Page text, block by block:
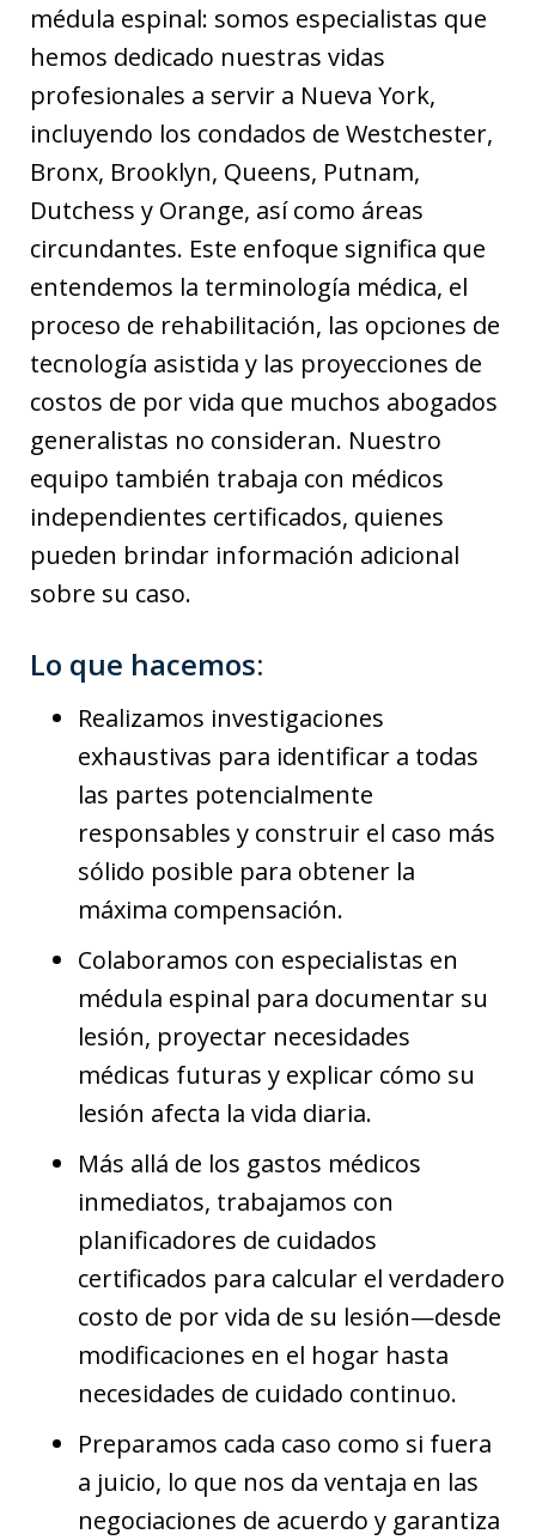
médula espinal: somos especialistas que
hemos dedicado nuestras vidas
profesionales a servir a Nueva York,
incluyendo los condados de Westchester,
Bronx, Brooklyn, Queens, Putnam,
Dutchess y Orange, así como áreas
circundantes. Este enfoque significa que
entendemos la terminología médica, el
proceso de rehabilitación, las opciones de
tecnología asistida y las proyecciones de
costos de por vida que muchos abogados
generalistas no consideran. Nuestro
equipo también trabaja con médicos
independientes certificados, quienes
pueden brindar información adicional
sobre su caso.
Lo que hacemos:
Realizamos investigaciones
exhaustivas para identificar a todas
las partes potencialmente
responsables y construir el caso más
sólido posible para obtener la
máxima compensación.
Colaboramos con especialistas en
médula espinal para documentar su
lesión, proyectar necesidades
médicas futuras y explicar cómo su
lesión afecta la vida diaria.
Más allá de los gastos médicos
inmediatos, trabajamos con
planificadores de cuidados
certificados para calcular el verdadero
costo de por vida de su lesión—desde
modificaciones en el hogar hasta
necesidades de cuidado continuo.
Preparamos cada caso como si fuera
a juicio, lo que nos da ventaja en las
negociaciones de acuerdo y garantiza